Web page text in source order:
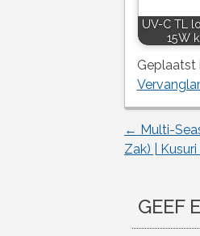
UV-C TL
15W
Geplaatst
← Multi-
Zak) |
GEEF